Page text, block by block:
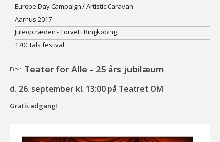
Europe Day Campaign / Artistic Caravan
Aarhus 2017
Juleoptræden - Torvet i Ringkøbing
1700 tals festival
Del: Teater for Alle - 25 års jubilæum
d. 26. september kl. 13:00 på Teatret OM
Gratis adgang!